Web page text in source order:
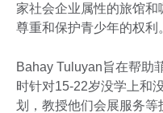
家社会企业属性的旅馆
尊重和保护青少年的权利
Bahay Tuluyan旨在帮助
时针对15-22岁没学上和
划，教授他们会展服务